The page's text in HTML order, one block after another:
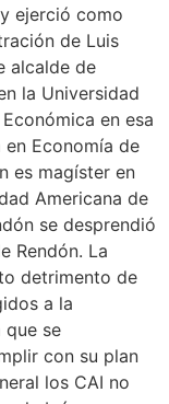
ejerció como
de Luis
alcalde de
la Universidad
en esa
Economía de
es magíster en
Americana de
se desprendió
Rendón. La
detrimento de
a la
que se
con su plan
los CAI no